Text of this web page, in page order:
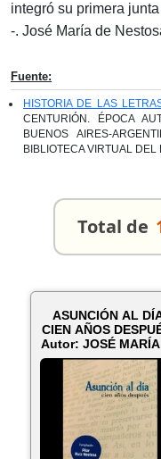
integró su primera
-. José María de
Fuente:
HISTORIA DE LAS
CENTURIÓN. ÉPOCA
BUENOS AIRES-
BIBLIOTECA VIRTUAL DEL
Total de
ASUNCIÓN AL
CIEN AÑOS
Autor: JOSÉ MARÍA
NESTOSA...